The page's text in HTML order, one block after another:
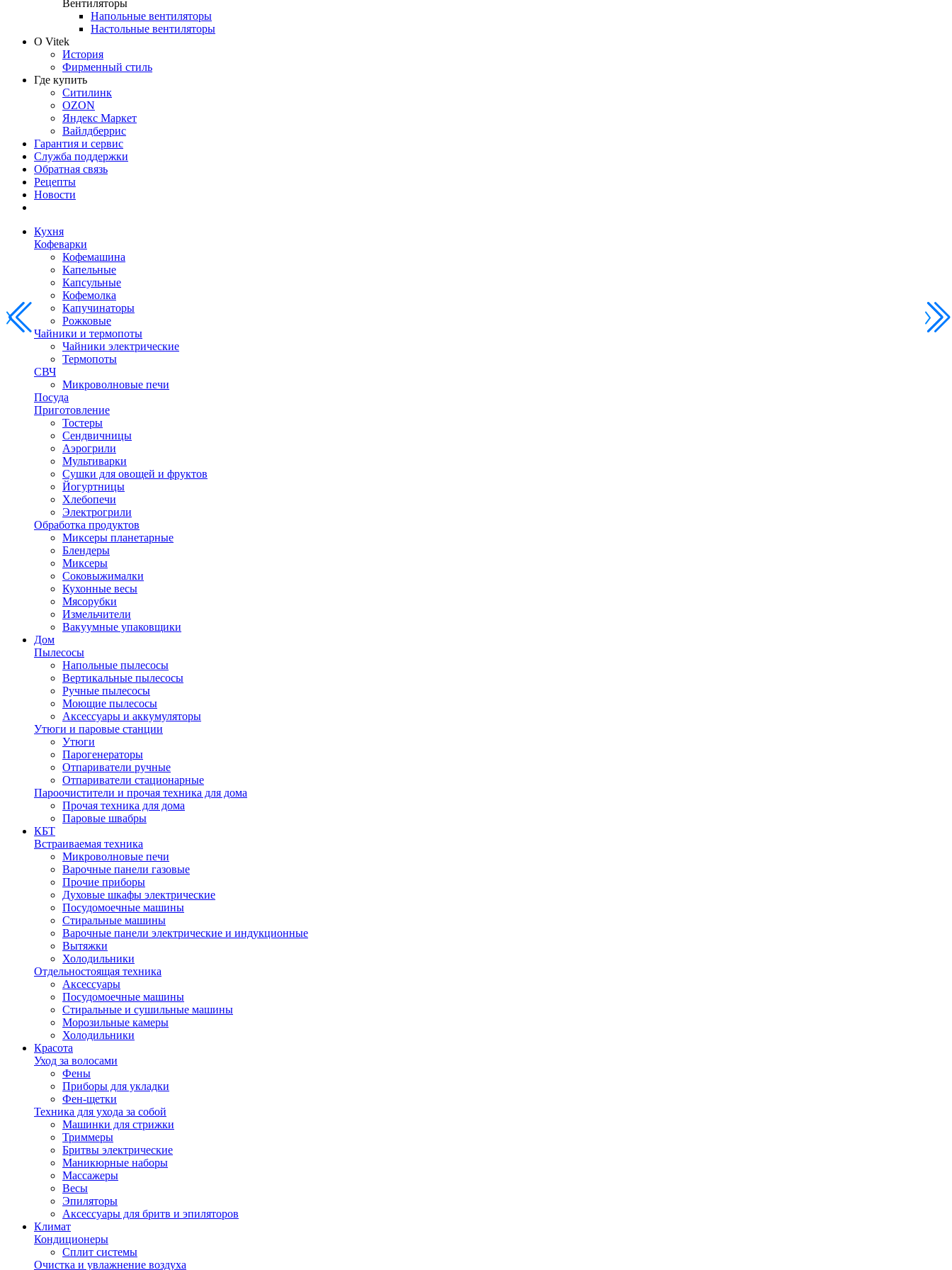
Вентиляторы
Напольные вентиляторы
Настольные вентиляторы
О Vitek
История
Фирменный стиль
Где купить
Ситилинк
OZON
Яндекс Маркет
Вайлдберрис
Гарантия и сервис
Служба поддержки
Обратная связь
Рецепты
Новости
Кухня
Кофеварки
Кофемашина
Капельные
Капсульные
Кофемолка
Капучинаторы
Рожковые
Чайники и термопоты
Чайники электрические
Термопоты
СВЧ
Микроволновые печи
Посуда
Приготовление
Тостеры
Сендвичницы
Аэрогрили
Мультиварки
Сушки для овощей и фруктов
Йогуртницы
Хлебопечи
Электрогрили
Обработка продуктов
Миксеры планетарные
Блендеры
Миксеры
Соковыжималки
Кухонные весы
Мясорубки
Измельчители
Вакуумные упаковщики
Дом
Пылесосы
Напольные пылесосы
Вертикальные пылесосы
Ручные пылесосы
Моющие пылесосы
Аксессуары и аккумуляторы
Утюги и паровые станции
Утюги
Парогенераторы
Отпариватели ручные
Отпариватели стационарные
Пароочистители и прочая техника для дома
Прочая техника для дома
Паровые швабры
КБТ
Встраиваемая техника
Микроволновые печи
Варочные панели газовые
Прочие приборы
Духовые шкафы электрические
Посудомоечные машины
Стиральные машины
Варочные панели электрические и индукционные
Вытяжки
Холодильники
Отдельностоящая техника
Аксессуары
Посудомоечные машины
Стиральные и сушильные машины
Морозильные камеры
Холодильники
Красота
Уход за волосами
Фены
Приборы для укладки
Фен-щетки
Техника для ухода за собой
Машинки для стрижки
Триммеры
Бритвы электрические
Маникюрные наборы
Массажеры
Весы
Эпиляторы
Аксессуары для бритв и эпиляторов
Климат
Кондиционеры
Сплит системы
Очистка и увлажнение воздуха